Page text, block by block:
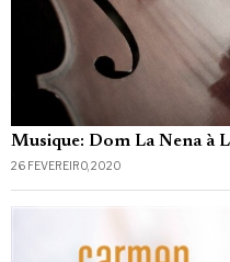
Musique: Dom La Nena à
26 FEVEREIRO, 2020